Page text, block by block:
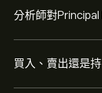
分析師對Principal
買入、賣出還是